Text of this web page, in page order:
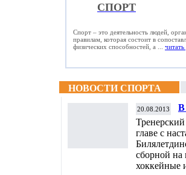
СПОРТ
Спорт – это деятельность людей,
правилам, которая состоит в
физических способностей, а ... читать
НОВОСТИ СПОРТА
20.08.2013
В
главе с
сборной
хоккейные